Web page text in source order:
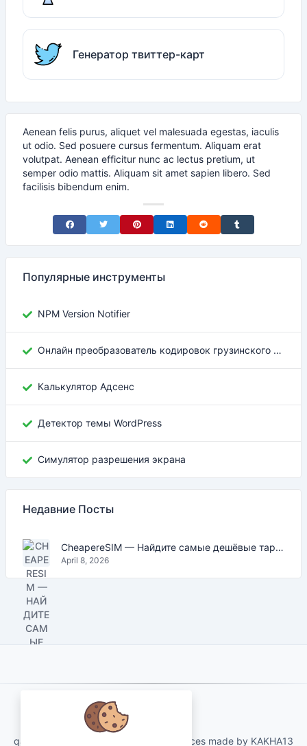
Генератор твиттер-карт
Aenean felis purus, aliquet vel malesuada egestas, iaculis
ut odio. Sed posuere cursus fermentum. Aliquam erat
volutpat. Aenean efficitur nunc ac lectus pretium, ut
semper odio mattis. Aliquam sit amet sapien libero. Sed
facilisis bibendum enim.
Share on Facebook
Share on TwitterShare on Pinterest
Share on LinkedIn
Share on RedditShare on Tumblr
Популярные инструменты
NPM Version Notifier
Онлайн преобразователь кодировок грузинского текста
Калькулятор Адсенс
Детектор темы WordPress
Симулятор разрешения экрана
Недавние Посты
CheapereSIM — Найдите самые дешёвые тарифы eSIM для путешествий в 2026
April 8, 2026
qartvelo.com free online tools and services made by KAKHA13